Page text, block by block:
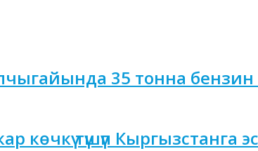
35 тонна
түшүп Кыргызстанга